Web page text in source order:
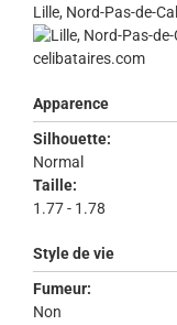
Lille, Nord-Pas-de-
Apparence
Silhouette:
Normal
Taille:
1.77 - 1.78
Style de vie
Fumeur:
Non